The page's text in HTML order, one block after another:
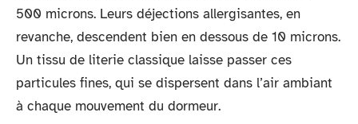
500 microns. Leurs déjections allergisantes, en
revanche, descendent bien en dessous de 10 microns.
Un tissu de literie classique laisse passer ces
particules fines, qui se dispersent dans l’air ambiant
à chaque mouvement du dormeur.